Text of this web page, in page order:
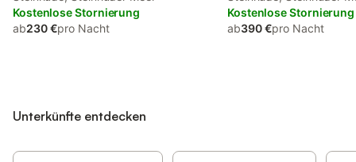
Kostenlose Stornierung
ab230 €pro Nacht
Kostenlose Stornierung
ab390 €pro Nacht
Unterkünfte entdecken